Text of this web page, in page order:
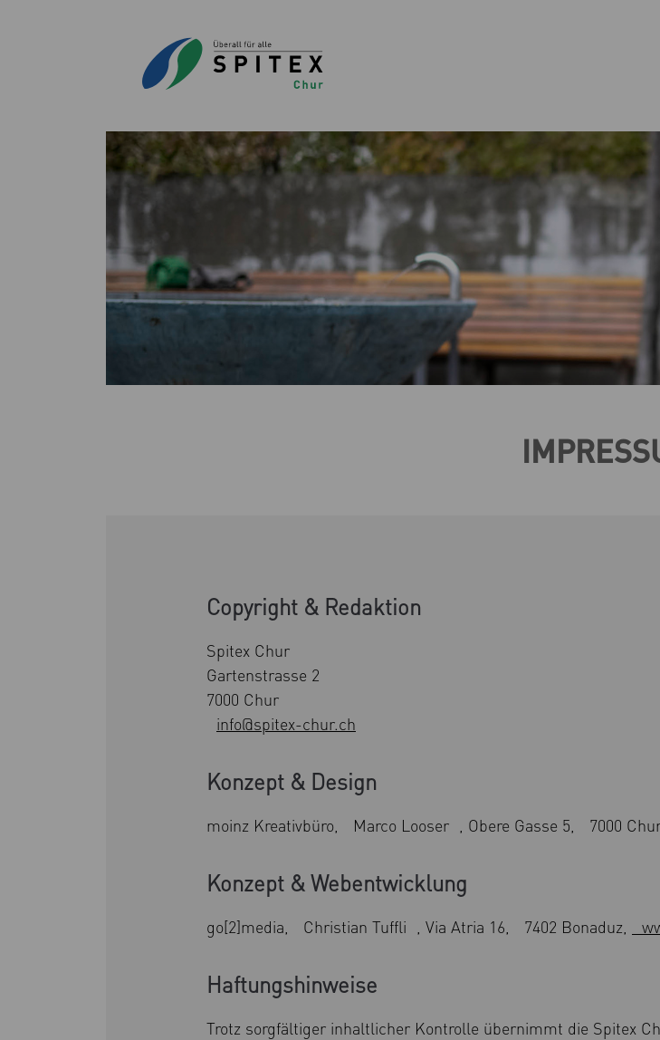
Copyright & Redaktion
Spitex Chur
Gartenstrasse 2
7000 Chur
info@spitex-chur.ch
Konzept & Design
moinz Kreativbüro, Marco Looser , Obere Gasse 5, 7000
Konzept & Webentwicklung
go[2]media, Christian Tuffli , Via Atria 16, 7402 Bonaduz,
Haftungshinweise
Trotz sorgfältiger inhaltlicher Kontrolle übernimmt die Spitex